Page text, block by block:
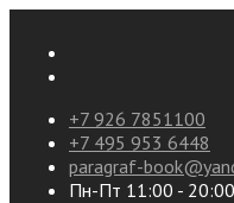
+7 926 7851100
+7 495 953 6448
paragraf-
Пн-Пт 11:00 -